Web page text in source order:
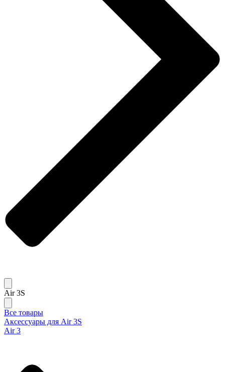
Air 3S
Все товары
Аксессуары для Air 3S
Air 3